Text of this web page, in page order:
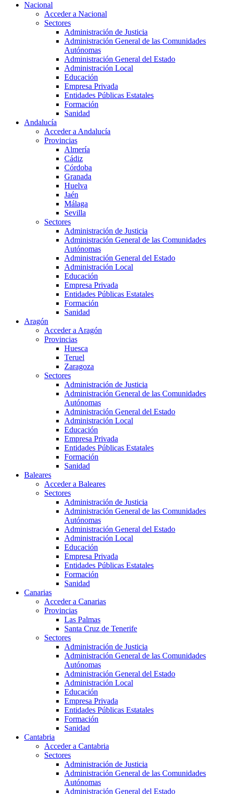
Nacional
Acceder a Nacional
Sectores
Administración de Justicia
Administración General de las Comunidades
Autónomas
Administración General del Estado
Administración Local
Educación
Empresa Privada
Entidades Públicas Estatales
Formación
Sanidad
Andalucía
Acceder a Andalucía
Provincias
Almería
Cádiz
Córdoba
Granada
Huelva
Jaén
Málaga
Sevilla
Sectores
Administración de Justicia
Administración General de las Comunidades
Autónomas
Administración General del Estado
Administración Local
Educación
Empresa Privada
Entidades Públicas Estatales
Formación
Sanidad
Aragón
Acceder a Aragón
Provincias
Huesca
Teruel
Zaragoza
Sectores
Administración de Justicia
Administración General de las Comunidades
Autónomas
Administración General del Estado
Administración Local
Educación
Empresa Privada
Entidades Públicas Estatales
Formación
Sanidad
Baleares
Acceder a Baleares
Sectores
Administración de Justicia
Administración General de las Comunidades
Autónomas
Administración General del Estado
Administración Local
Educación
Empresa Privada
Entidades Públicas Estatales
Formación
Sanidad
Canarias
Acceder a Canarias
Provincias
Las Palmas
Santa Cruz de Tenerife
Sectores
Administración de Justicia
Administración General de las Comunidades
Autónomas
Administración General del Estado
Administración Local
Educación
Empresa Privada
Entidades Públicas Estatales
Formación
Sanidad
Cantabria
Acceder a Cantabria
Sectores
Administración de Justicia
Administración General de las Comunidades
Autónomas
Administración General del Estado